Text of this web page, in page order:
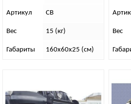
Артикул СВ
Вес 15 (кг)
Габариты 160х60х25 (см)
Вес